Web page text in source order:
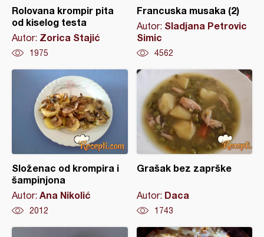
Rolovana krompir pita
od kiselog testa
Autor: Zorica Stajić
1975
Francuska musaka (2)
Autor: Sladjana Petrovic
Simic
4562
Složenac od krompira i
šampinjona
Autor: Ana Nikolić
2012
Grašak bez zaprške
Autor: Daca
1743